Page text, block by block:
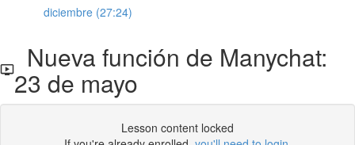
diciembre (27:24)
Nueva función de Manychat:
23 de mayo
Lesson content locked